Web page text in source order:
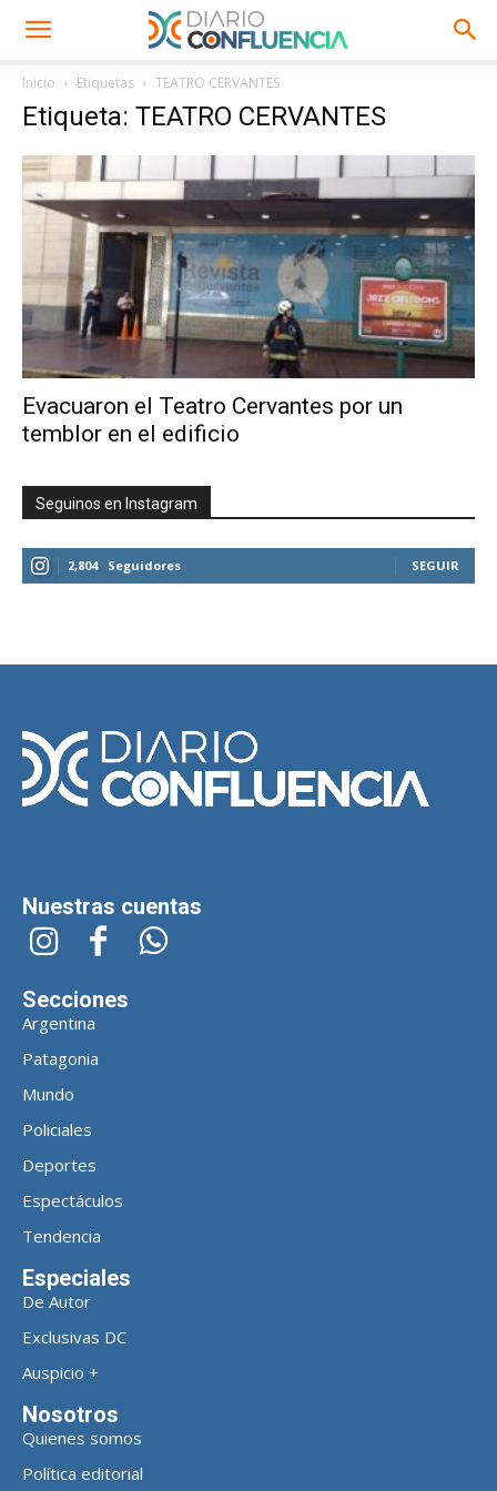
Inicio Etiquetas TEATRO CERVANTES
Etiqueta: TEATRO CERVANTES
Evacuaron el Teatro Cervantes por un
temblor en el edificio
Seguinos en Instagram
2,804 Seguidores SEGUIR
Nuestras cuentas
Secciones
Argentina
Patagonia
Mundo
Policiales
Deportes
Espectáculos
Tendencia
Especiales
De Autor
Exclusivas DC
Auspicio +
Nosotros
Quienes somos
Política editorial